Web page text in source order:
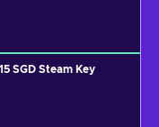
SGD Steam Key